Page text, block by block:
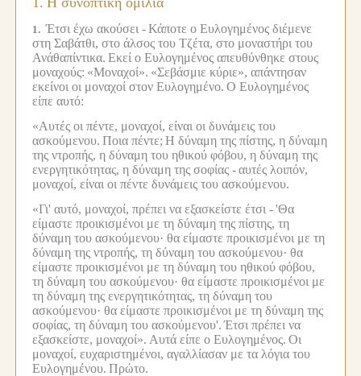
1. Έτσι έχω ακούσει -Κάποτε ο Ευλογημένος διέμενε
στη Σαβάτθι, στο άλσος του Τζέτα, στο μοναστήρι του
Ανάθαπίντικα. Εκεί ο Ευλογημένος απευθύνθηκε στους
μοναχούς: «Μοναχοί». «Σεβάσμιε κύριε», απάντησαν
εκείνοι οι μοναχοί στον Ευλογημένο. Ο Ευλογημένος
είπε αυτό:
«Αυτές οι πέντε, μοναχοί, είναι οι δυνάμεις του
ασκούμενου. Ποια πέντε; Η δύναμη της πίστης, η δύναμη
της ντροπής, η δύναμη του ηθικού φόβου, η δύναμη της
ενεργητικότητας, η δύναμη της σοφίας -αυτές λοιπόν,
μοναχοί, είναι οι πέντε δυνάμεις του ασκούμενου.
«Γι' αυτό, μοναχοί, πρέπει να εξασκείστε έτσι -'Θα
είμαστε προικισμένοι με τη δύναμη της πίστης, τη
δύναμη του ασκούμενου· θα είμαστε προικισμένοι με τη
δύναμη της ντροπής, τη δύναμη του ασκούμενου· θα
είμαστε προικισμένοι με τη δύναμη του ηθικού φόβου,
τη δύναμη του ασκούμενου· θα είμαστε προικισμένοι με
τη δύναμη της ενεργητικότητας, τη δύναμη του
ασκούμενου· θα είμαστε προικισμένοι με τη δύναμη της
σοφίας, τη δύναμη του ασκούμενου'. Έτσι πρέπει να
εξασκείστε, μοναχοί». Αυτά είπε ο Ευλογημένος. Οι
μοναχοί, ευχαριστημένοι, αγαλλίασαν με τα λόγια του
Ευλογημένου. Πρώτο.